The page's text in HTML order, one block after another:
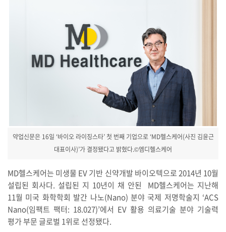
약업신문은 16일 ‘바이오 라이징스타’ 첫 번째 기업으로 ‘MD헬스케어(사진 김윤근
대표이사)’가 결정됐다고 밝혔다.©엠디헬스케어
MD헬스케어는 미생물 EV 기반 신약개발 바이오텍으로 2014년 10월
설립된 회사다. 설립된 지 10년이 채 안된 MD헬스케어는 지난해
11월 미국 화학학회 발간 나노(Nano) 분야 국제 저명학술지 ‘ACS
Nano(임팩트 팩터: 18.027)’에서 EV 활용 의료기술 분야 기술력
평가 부문 글로벌 1위로 선정됐다.